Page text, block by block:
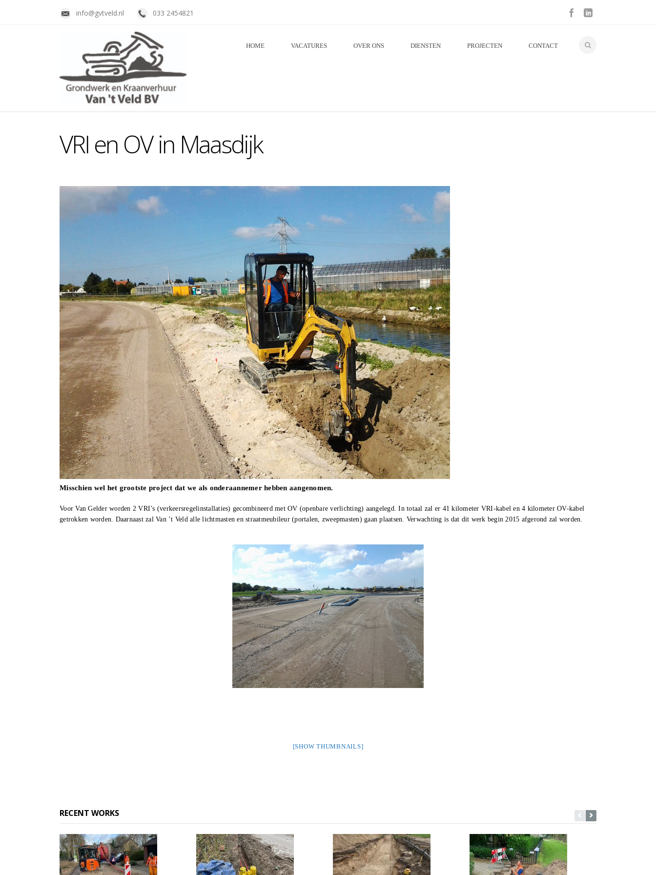
info@gvtveld.nl 033 2454821
HOME VACATURES OVER ONS DIENSTEN PROJECTEN CONTACT
VRI en OV in Maasdijk
Misschien wel het grootste project dat we als onderaannemer hebben aangenomen.
Voor Van Gelder worden 2 VRI’s (verkeersregelinstallaties) gecombineerd met OV (openbare verlichting) aangelegd. In totaal zal er 41 kilometer VRI-kabel en 4 kilometer OV-kabel
getrokken worden. Daarnaast zal Van ’t Veld alle lichtmasten en straatmeubileur (portalen, zweepmasten) gaan plaatsen. Verwachting is dat dit werk begin 2015 afgerond zal worden.
[SHOW THUMBNAILS]
RECENT WORKS